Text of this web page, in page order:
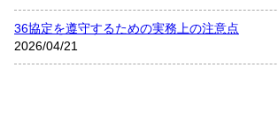
36協定を遵守するための実務上の注意点
2026/04/21